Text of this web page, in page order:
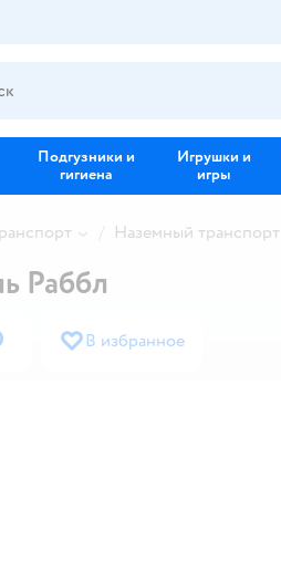
Подгузники и
гигиена
Игрушки и
игры
Наземный транспорт
Раббл
В избранное